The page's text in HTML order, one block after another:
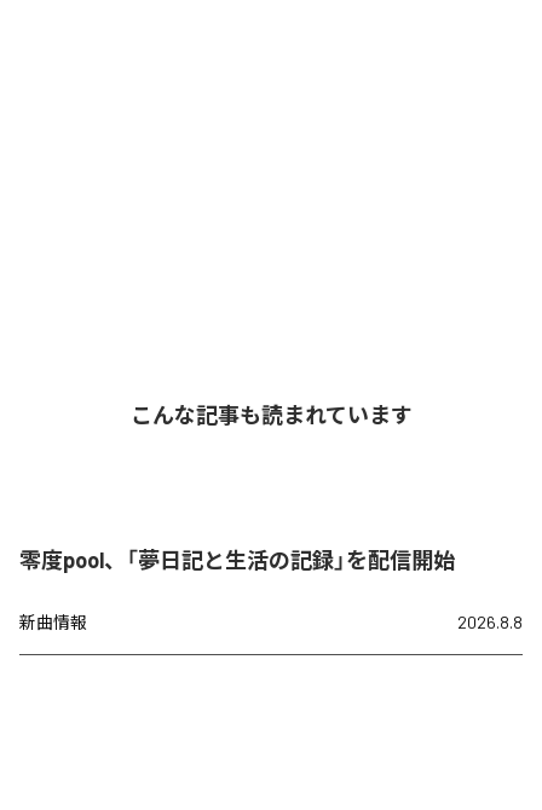
こんな記事も読まれています
零度pool、「夢日記と生活の記録」を配信開始
新曲情報 2026.8.8